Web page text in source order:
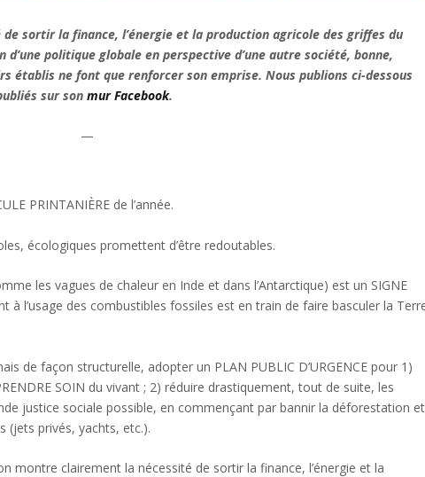
sortir la finance, l’énergie et la production agricole des griffes du
politique globale en perspective d’une autre société, bonne,
établis ne font que renforcer son emprise. Nous publions ci-dessous
sur sonmur Facebook.
—
PRINTANIÈRE de l’année.
écologiques promettent d’être redoutables.
les vagues de chaleur en Inde et dans l’Antarctique) est un SIGNE
à l’usage des combustibles fossiles est en train de faire basculer la
de façon structurelle, adopter un PLAN PUBLIC D’URGENCE pour 1)
SOIN du vivant ; 2) réduire drastiquement, tout de suite, les
justice sociale possible, en commençant par bannir la déforestation et
(jets privés, yachts, etc.).
montre clairement la nécessité de sortir la finance, l’énergie et la